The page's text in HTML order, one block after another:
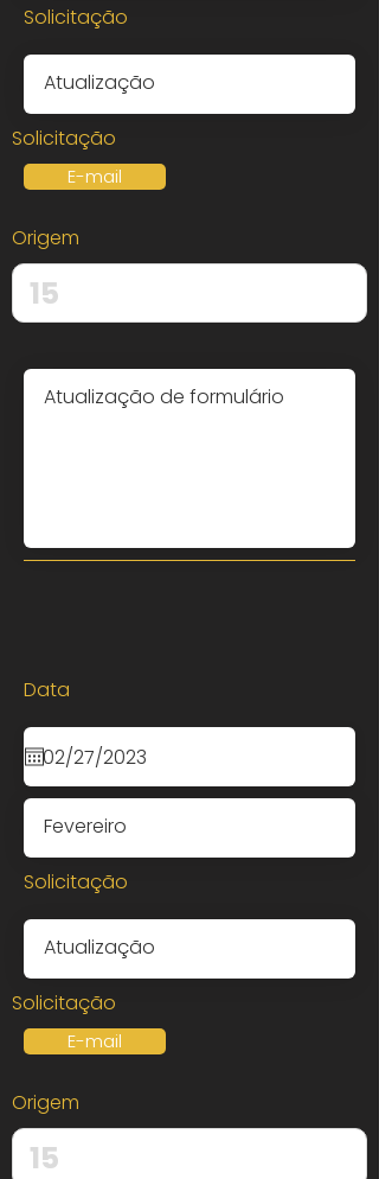
Solicitação
Solicitação
E-mail
Origem
Data
Solicitação
Solicitação
E-mail
Origem